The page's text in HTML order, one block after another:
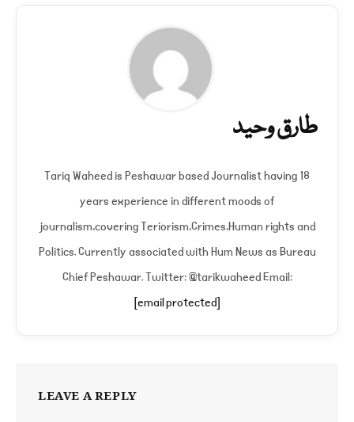
طارق وحید
Tariq Waheed is Peshawar based Journalist having 18
years experience in different moods of
journalism,covering Teriorism,Crimes,Human rights and
Politics. Currently associated with Hum News as Bureau
Chief Peshawar. Twitter: @tarikwaheed Email:
[email protected]
LEAVE A REPLY